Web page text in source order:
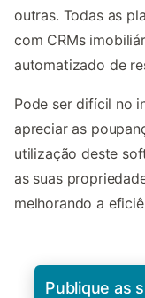
outras. Todas as
com CRMs
automatizado de
Pode ser difícil no
apreciar as
utilização deste
as suas
melhorando a
Publique as